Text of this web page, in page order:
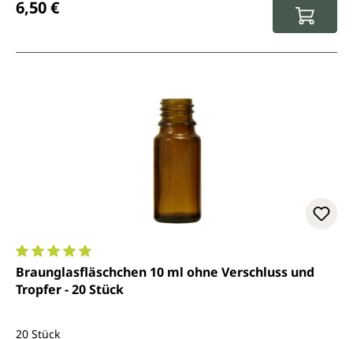
6,50 €
Durchschnittliche Bewertung von 5 von 5 Sternen
Braunglasfläschchen 10 ml ohne Verschluss und
Tropfer - 20 Stück
20 Stück